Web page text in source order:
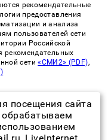
рекомендательные
предоставления
и анализа
пользователей сети
Российской
рекомендательных
сети«СМИ2» (PDF),
защищены
16+
посещения сайта